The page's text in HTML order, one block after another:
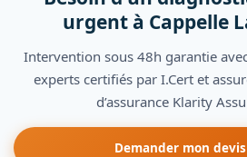
urgent à Cappelle
Intervention sous 48h garantie
experts certifiés par I.Cert et
d’assurance Klarity
Demander mon